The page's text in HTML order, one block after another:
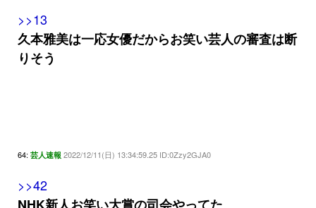
>>13
久本雅美は一応女優だからお笑い芸人の審査は断
りそう
64: 芸人速報 2022/12/11(日) 13:34:59.25 ID:0Zzy2GJA0
>>42